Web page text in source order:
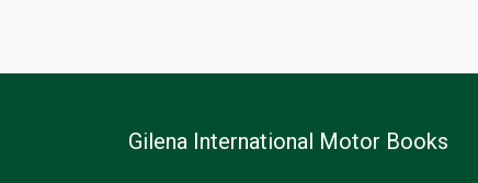
Gilena International Motor Books